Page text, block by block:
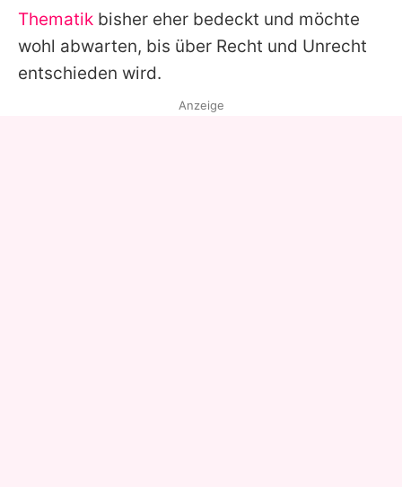
Thematik bisher eher bedeckt und möchte
wohl abwarten, bis über Recht und Unrecht
entschieden wird.
Anzeige